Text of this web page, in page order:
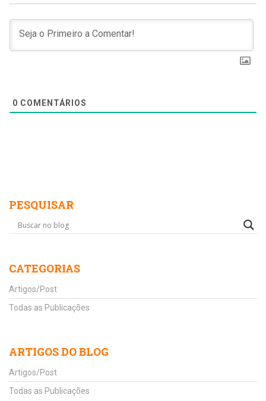
0 COMENTÁRIOS
PESQUISAR
CATEGORIAS
Artigos/Post
Todas as Publicações
ARTIGOS DO BLOG
Artigos/Post
Todas as Publicações